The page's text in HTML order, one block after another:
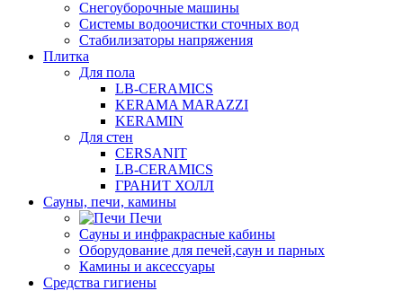
Снегоуборочные машины
Системы водоочистки сточных вод
Стабилизаторы напряжения
Плитка
Для пола
LB-CERAMICS
KERAMA MARAZZI
KERAMIN
Для стен
CERSANIT
LB-CERAMICS
ГРАНИТ ХОЛЛ
Сауны, печи, камины
Печи
Сауны и инфракрасные кабины
Оборудование для печей,саун и парных
Камины и аксессуары
Средства гигиены